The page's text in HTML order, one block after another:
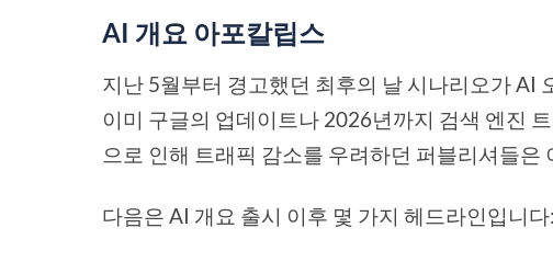
AI 개요 아포칼립스
지난 5월부터 경고했던 최후의 날 시나리오가 AI
이미 구글의 업데이트나 2026년까지 검색 엔진
으로 인해 트래픽 감소를 우려하던 퍼블리셔들은
다음은 AI 개요 출시 이후 몇 가지 헤드라인입니다: